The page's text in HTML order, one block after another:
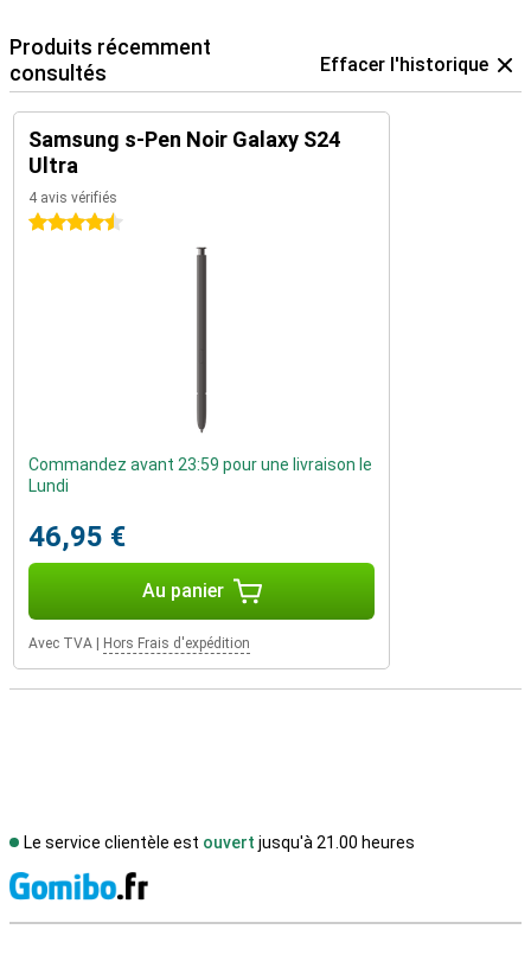
Produits récemment
consultés
Effacer l'historique
Samsung s-Pen Noir Galaxy S24
Ultra
4 avis vérifiés
4.5 étoiles
Commandez avant 23:59 pour une livraison le
Lundi
46,95 €
Au panier
Avec TVA Hors Frais d'expédition
Le service clientèle est ouvert jusqu'à 21.00 heures